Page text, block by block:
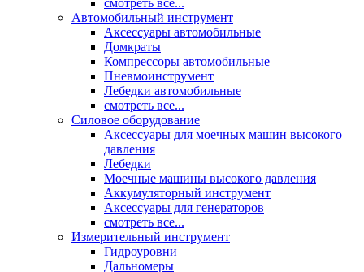
смотреть все...
Автомобильный инструмент
Аксессуары автомобильные
Домкраты
Компрессоры автомобильные
Пневмоинструмент
Лебедки автомобильные
смотреть все...
Силовое оборудование
Аксессуары для моечных машин высокого
давления
Лебедки
Моечные машины высокого давления
Аккумуляторный инструмент
Аксессуары для генераторов
смотреть все...
Измерительный инструмент
Гидроуровни
Дальномеры